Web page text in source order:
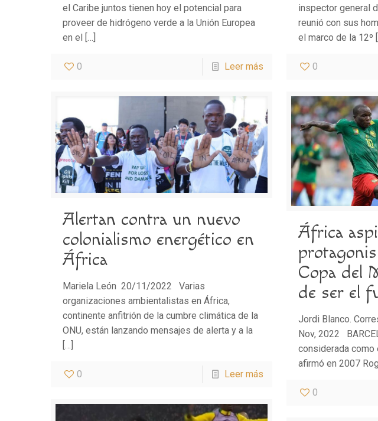
el Caribe juntos tienen hoy el potencial para
proveer de hidrógeno verde a la Unión Europea
en el […]
0 Leer más
inspector general
reunió con sus
el marco de la 12º
0
África
Copa del
de ser el
Jordi Blanco.
Nov, 2022
considerada como
afirmó en 2007
0
Alertan contra un nuevo
colonialismo energético en
África
Mariela León 20/11/2022 Varias
organizaciones ambientalistas en África,
continente anfitrión de la cumbre climática de la
ONU, están lanzando mensajes de alerta y a la
[…]
0 Leer más